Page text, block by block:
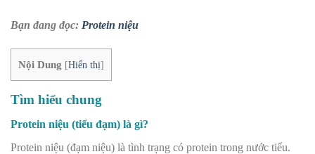
Bạn đang đọc: Protein niệu
Nội Dung [Hiển thị]
Tìm hiểu chung
Protein niệu (tiểu đạm) là gì?
Protein niệu (đạm niệu) là tình trạng có protein trong nước tiểu.